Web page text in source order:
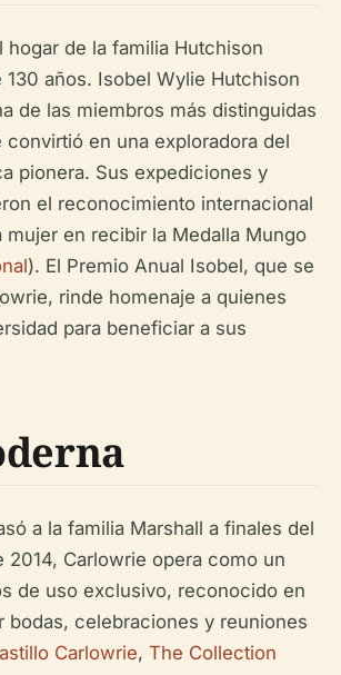
hogar de la familia Hutchison
130 años. Isobel Wylie Hutchison
de las miembros más distinguidas
convirtió en una exploradora del
pionera. Sus expediciones y
el reconocimiento internacional
mujer en recibir la Medalla Mungo
). El Premio Anual Isobel, que se
rinde homenaje a quienes
para beneficiar a sus
a la familia Marshall a finales del
2014, Carlowrie opera como un
de uso exclusivo, reconocido en
bodas, celebraciones y reuniones
Carlowrie, The Collection